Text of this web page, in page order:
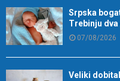
Srpska
Trebinju dva
07/08/2026
Veliki